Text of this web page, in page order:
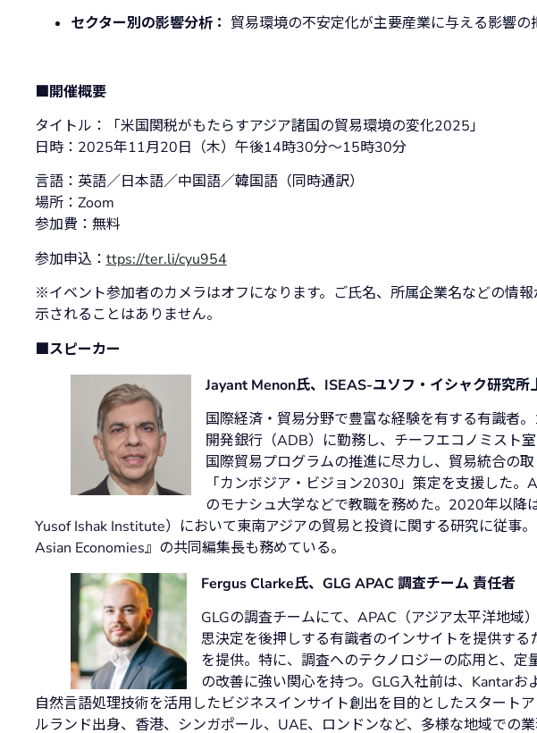
セクター別の影響分析： 貿易環境の不安定化が主要産業に与える影響の
■開催概要
タイトル：「米国関税がもたらすアジア諸国の貿易環境の変化2025」
日時：2025年11月20日（木）午後14時30分～15時30分
言語：英語／日本語／中国語／韓国語（同時通訳）
場所：Zoom
参加費：無料
参加申込： ttps://ter.li/cyu954
※イベント参加者のカメラはオフになります。ご氏名、所属企業名などの情
示されることはありません。
■スピーカー
Jayant Menon氏、ISEAS-ユソフ・イシャク研究所
国際経済・貿易分野で豊富な経験を有する有識者
開発銀行（ADB）に勤務し、チーフエコノミスト
国際貿易プログラムの推進に尽力し、貿易統合の
「カンボジア・ビジョン2030」策定を支援した
のモナシュ大学などで教職を務めた。2020年以降
Yusof Ishak Institute）において東南アジアの貿易と投資に関する研究に従事
Asian Economies』の共同編集長も務めている。
Fergus Clarke氏、GLG APAC 調査チーム 責任者
GLGの調査チームにて、APAC（アジア太平洋地域
思決定を後押しする有識者のインサイトを提供す
を提供。特に、調査へのテクノロジーの応用と、定
の改善に強い関心を持つ。GLG入社前は、Kantarお
自然言語処理技術を活用したビジネスインサイト創出を目的としたスタート
ルランド出身、香港、シンガポール、UAE、ロンドンなど、多様な地域での業